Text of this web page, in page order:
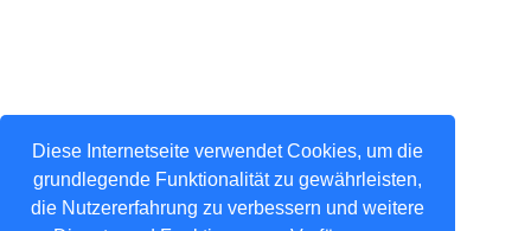
Diese Internetseite verwendet Cookies, um die
grundlegende Funktionalität zu gewährleisten,
die Nutzererfahrung zu verbessern und weitere